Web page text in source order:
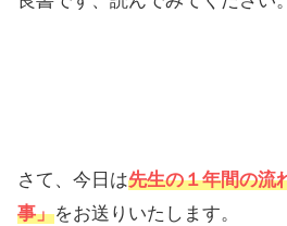
さて、今日は先生の１年間の流
事」をお送りいたします。